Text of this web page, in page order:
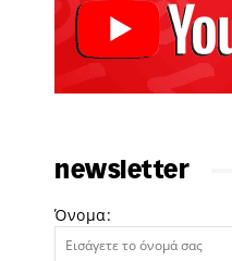
newsletter
Όνομα: